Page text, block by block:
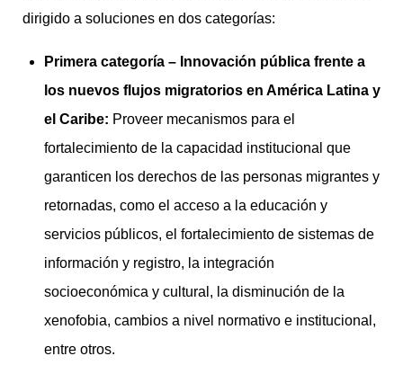
dirigido a soluciones en dos categorías:
Primera categoría – Innovación pública frente a
los nuevos flujos migratorios en América Latina y
el Caribe: Proveer mecanismos para el
fortalecimiento de la capacidad institucional que
garanticen los derechos de las personas migrantes y
retornadas, como el acceso a la educación y
servicios públicos, el fortalecimiento de sistemas de
información y registro, la integración
socioeconómica y cultural, la disminución de la
xenofobia, cambios a nivel normativo e institucional,
entre otros.